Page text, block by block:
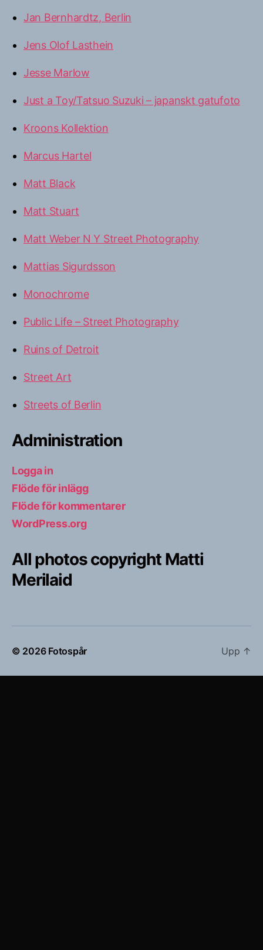
Jan Bernhardtz, Berlin
Jens Olof Lasthein
Jesse Marlow
Just a Toy/Tatsuo Suzuki – japanskt gatufoto
Kroons Kollektion
Marcus Hartel
Matt Black
Matt Stuart
Matt Weber N Y Street Photography
Mattias Sigurdsson
Monochrome
Public Life – Street Photography
Ruins of Detroit
Street Art
Streets of Berlin
Administration
Logga in
Flöde för inlägg
Flöde för kommentarer
WordPress.org
All photos copyright Matti
Merilaid
© 2026 Fotospår Upp ↑